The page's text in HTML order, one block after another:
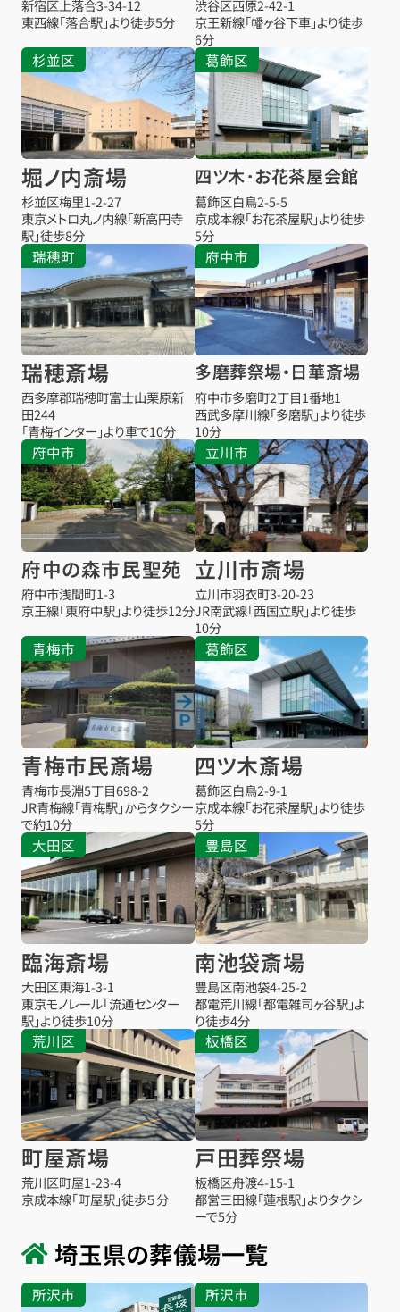
新宿区上落合3-34-12
東西線「落合駅」より徒歩5分
渋谷区西原2-42-1
京王新線「幡ヶ谷下車」より徒歩
6分
杉並区
堀ノ内斎場
杉並区梅里1-2-27
東京メトロ丸ノ内線「新高円寺
駅」徒歩8分
葛飾区
四ツ木･お花茶屋会館
葛飾区白鳥2-5-5
京成本線「お花茶屋駅」より徒歩
5分
瑞穂町
瑞穂斎場
西多摩郡瑞穂町富士山栗原新
田244
「青梅インター」より車で10分
府中市
多磨葬祭場・日華斎場
府中市多磨町2丁目1番地1
西武多摩川線「多磨駅」より徒歩
10分
府中市
府中の森市民聖苑
府中市浅間町1-3
京王線「東府中駅」より徒歩12分
立川市
立川市斎場
立川市羽衣町3-20-23
JR南武線「西国立駅」より徒歩
10分
青梅市
青梅市民斎場
青梅市長淵5丁目698-2
JR青梅線「青梅駅」からタクシー
で約10分
葛飾区
四ツ木斎場
葛飾区白鳥2-9-1
京成本線「お花茶屋駅」より徒歩
5分
大田区
臨海斎場
大田区東海1-3-1
東京モノレール「流通センター
駅」より徒歩10分
豊島区
南池袋斎場
豊島区南池袋4-25-2
都電荒川線「都電雑司ヶ谷駅」よ
り徒歩4分
荒川区
町屋斎場
荒川区町屋1-23-4
京成本線「町屋駅」徒歩５分
板橋区
戸田葬祭場
板橋区舟渡4-15-1
都営三田線「蓮根駅」よりタクシ
ーで5分
埼玉県の葬儀場一覧
所沢市 所沢市